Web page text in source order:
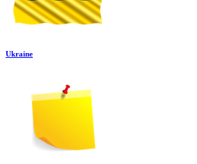
Ukraine